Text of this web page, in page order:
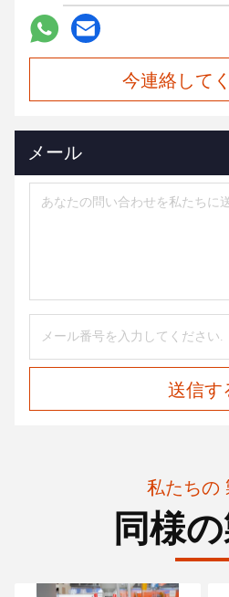
今連絡して
メール
送信す
私たちの
同様